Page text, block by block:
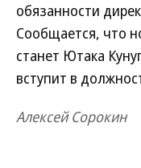
обязанности
Сообщается, что
станет Ютака
вступит в
Алексей Сорокин